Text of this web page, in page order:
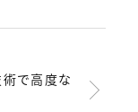
で高度な